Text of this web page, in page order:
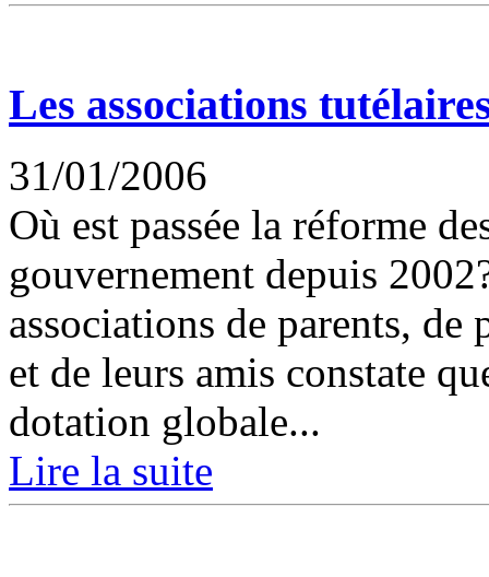
Les associations
31/01/2006
Où est passée la réforme
gouvernement depuis
associations de parents, de
et de leurs amis constate
dotation globale...
Lire la suite